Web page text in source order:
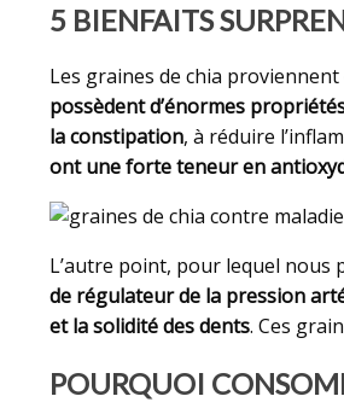
5 BIENFAITS
Les graines de chia proviennent
possèdent d’énormes
la constipation, à réduire
ont uneforte teneur en
L’autre point, pour lequel nous
de régulateur de la pression
et la solidité des dents. Ces
POURQUOI